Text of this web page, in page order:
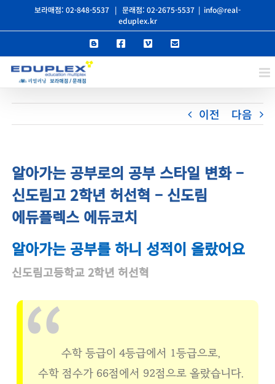
텐
건
보라매점: 02-848-5537 | 문래점: 02-2675-5537 | info@real-
eduplex.kr
BloggerFacebookVimeo이
이전 다음
알아가는 공부로의 공부 스타일 변화 –
신도림고 2학년 허선혁 – 신도림
에듀플렉스 에듀코치
알아가는 공부를 하니 성적이 올랐어요
신도림고등학교 2학년 허선혁
수학 등급이 4등급에서 1등급으로,
수학 점수가 66점에서 92점으로 올랐습니다.